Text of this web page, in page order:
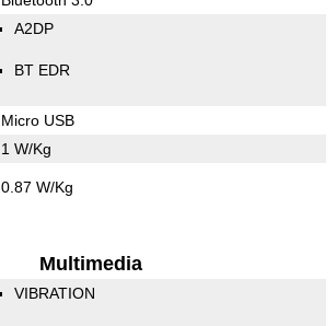
A2DP
BT EDR
Micro USB
1 W/Kg
0.87 W/Kg
Multimedia
VIBRATION